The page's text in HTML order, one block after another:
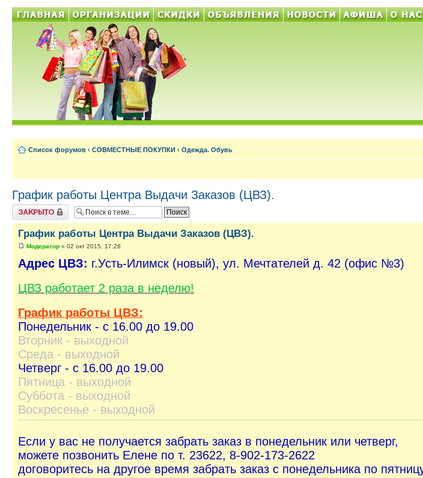
Список форумов ‹ СОВМЕСТНЫЕ ПОКУПКИ ‹ Одежда. Обувь
График работы Центра Выдачи Заказов (ЦВЗ).
Тема закрыта
График работы Центра Выдачи Заказов (ЦВЗ).
Модератор » 02 окт 2015, 17:28
Адрес ЦВЗ: г.Усть-Илимск (новый), ул. Мечтателей д. 42 (офис №3)
ЦВЗ работает 2 раза в неделю!
График работы ЦВЗ:
Понедельник - с 16.00 до 19.00
Вторник - выходной
Среда - выходной
Четверг - с 16.00 до 19.00
Пятница - выходной
Суббота - выходной
Воскресенье - выходной
Если у вас не получается забрать заказ в понедельник или четверг,
можете позвонить Елене по т. 23622, 8-902-173-2622
договоритесь на другое время забрать заказ с понедельника по